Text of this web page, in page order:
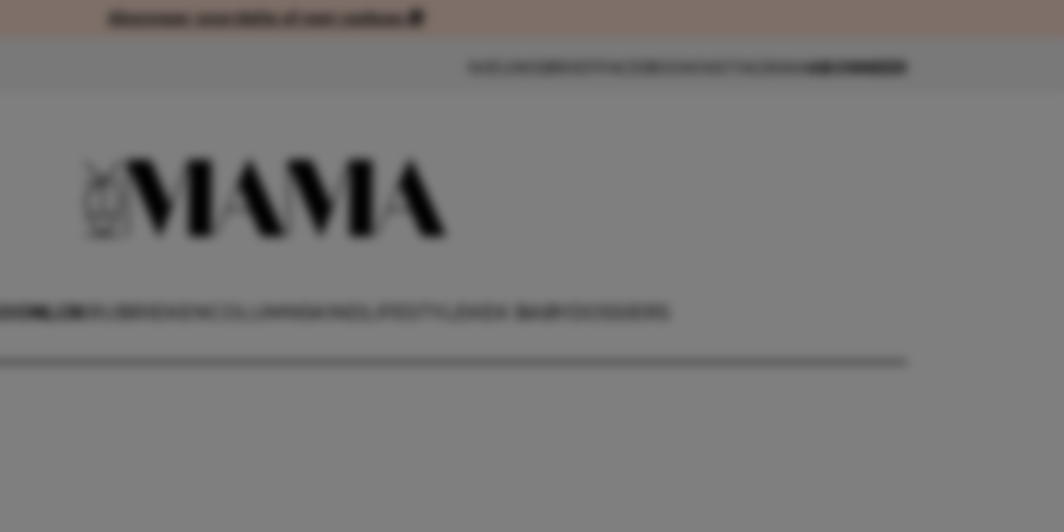
Abonneer voordelig of met cadeau 🎁Abonneer voordelig of met cadeau 🎁
ABONNEER